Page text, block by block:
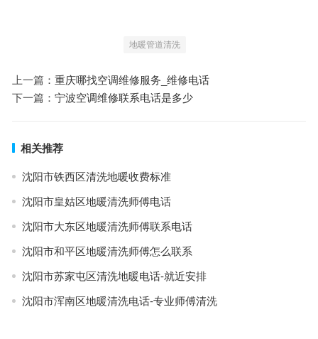
地暖管道清洗
上一篇： 重庆哪找空调维修服务_维修电话
下一篇： 宁波空调维修联系电话是多少
相关推荐
沈阳市铁西区清洗地暖收费标准
沈阳市皇姑区地暖清洗师傅电话
沈阳市大东区地暖清洗师傅联系电话
沈阳市和平区地暖清洗师傅怎么联系
沈阳市苏家屯区清洗地暖电话-就近安排
沈阳市浑南区地暖清洗电话-专业师傅清洗